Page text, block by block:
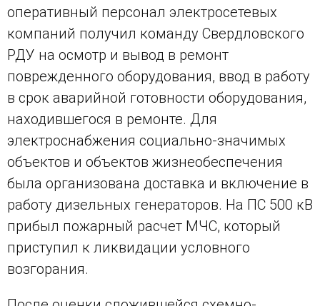
оперативный персонал электросетевых
компаний получил команду Свердловского
РДУ на осмотр и вывод в ремонт
поврежденного оборудования, ввод в работу
в срок аварийной готовности оборудования,
находившегося в ремонте. Для
электроснабжения социально-значимых
объектов и объектов жизнеобеспечения
была организована доставка и включение в
работу дизельных генераторов. На ПС 500 кВ
прибыл пожарный расчет МЧС, который
приступил к ликвидации условного
возгорания.